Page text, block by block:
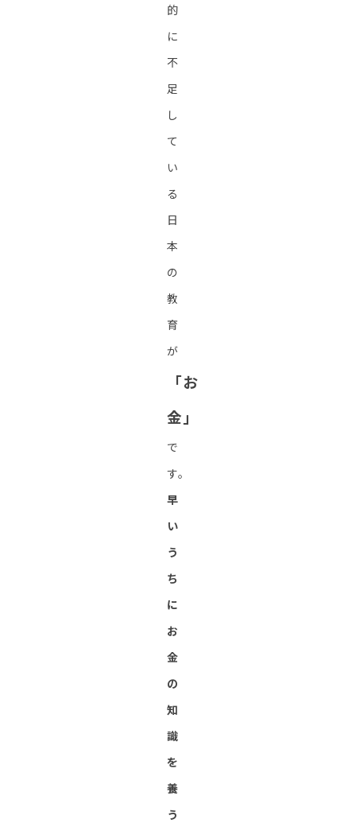
的
に
不
足
し
て
い
る
日
本
の
教
育
が
「お
金」
で
す。
早
い
う
ち
に
お
金
の
知
識
を
養
う